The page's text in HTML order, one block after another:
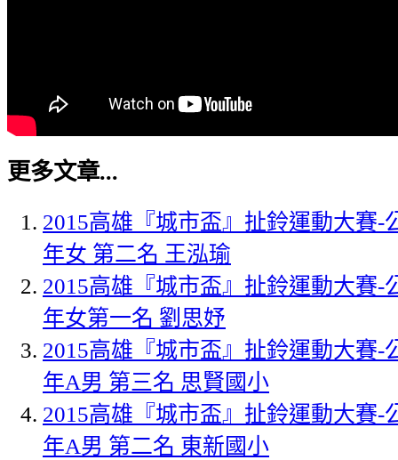
更多文章...
2015高雄『城市盃』扯鈴運動大賽-
年女 第二名 王泓瑜
2015高雄『城市盃』扯鈴運動大賽-
年女第一名 劉思妤
2015高雄『城市盃』扯鈴運動大賽-
年A男 第三名 思賢國小
2015高雄『城市盃』扯鈴運動大賽-
年A男 第二名 東新國小